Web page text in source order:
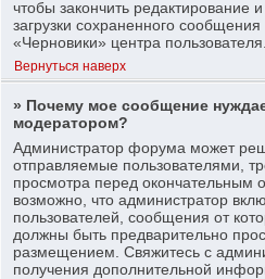
чтобы закончить редактирование
загрузки сохраненного
«Черновики» центра пользователя.
Вернуться наверх
» Почему мое сообщение
модератором?
Администратор форума может
отправляемые пользователями,
просмотра перед окончательным
возможно, что администратор
пользователей, сообщения от
должны быть предварительно
размещением. Свяжитесь с
получения дополнительной